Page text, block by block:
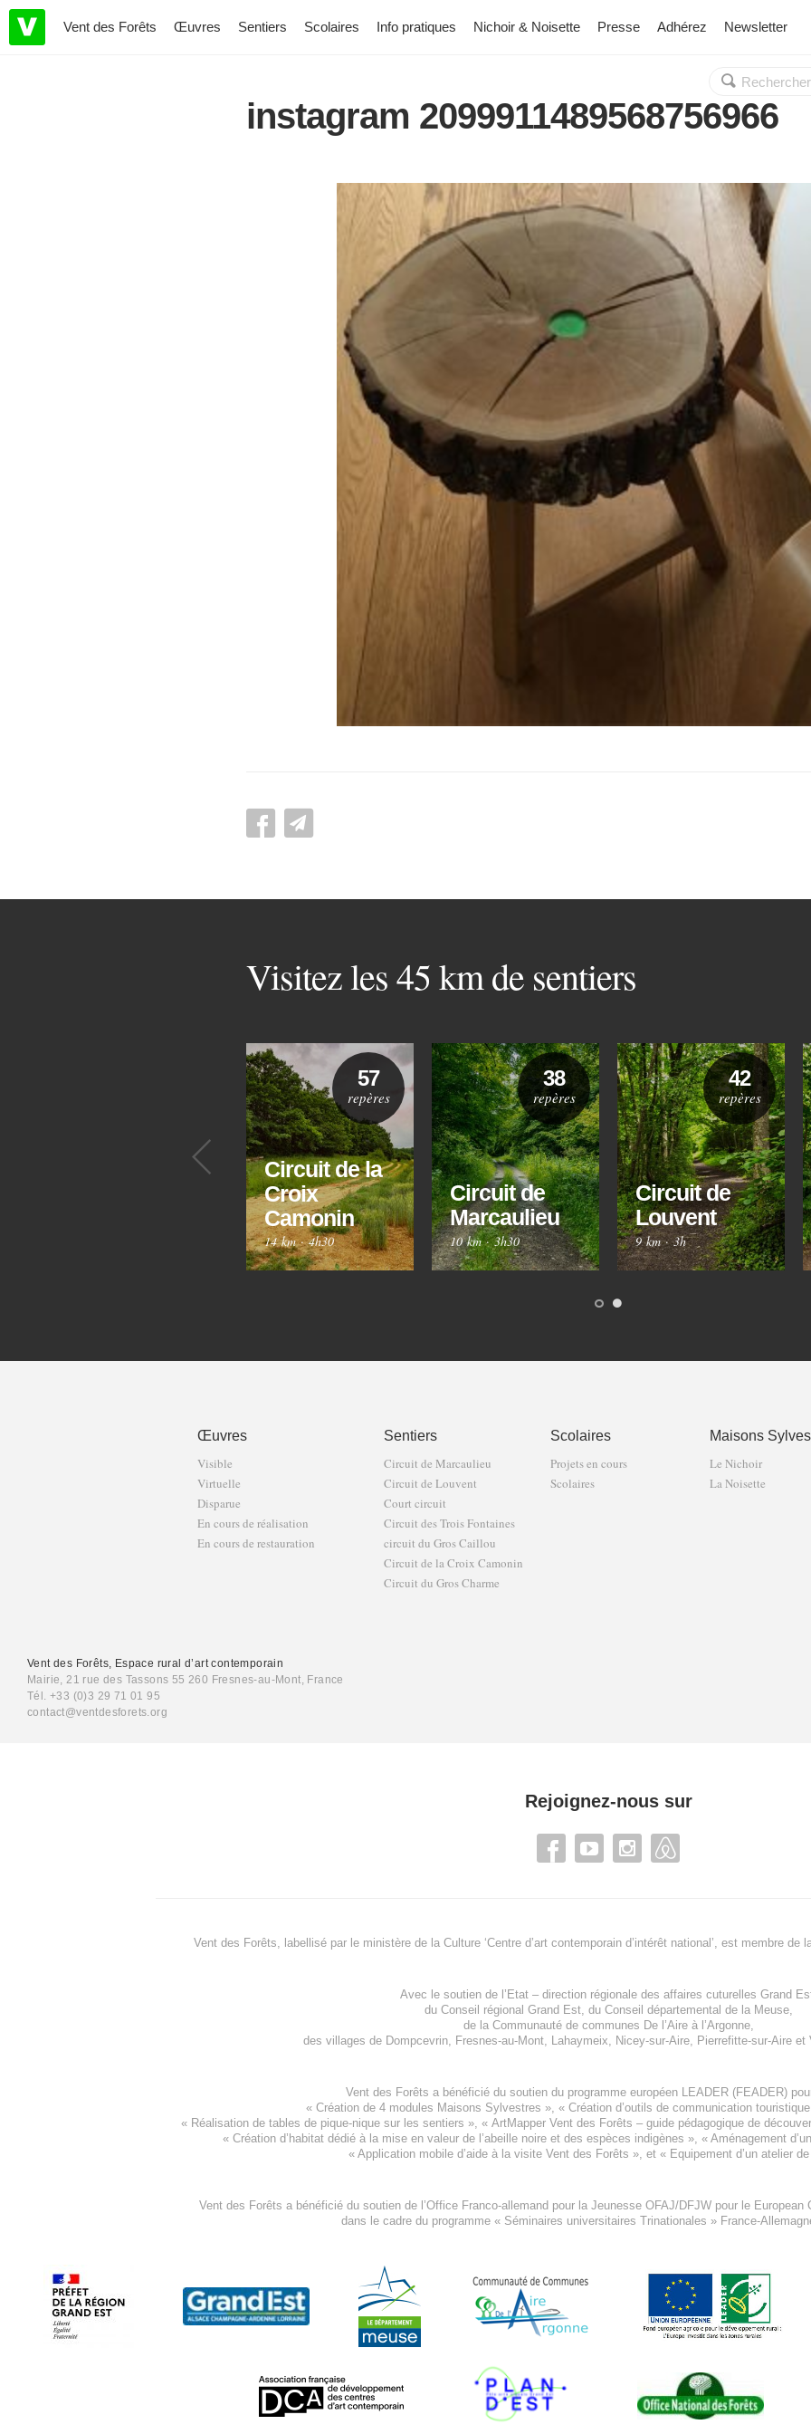
Vent des Forêts Œuvres Sentiers Scolaires Info pratiques Nichoir & Noisette Presse Adhérez Newsletter
Rechercher :
OK
instagram 2099911489568756966
Visitez les 45 km de sentiers
Précédent
Circuit de la
Croix
Camonin
14 km·4h30
57
repères
Circuit de
Marcaulieu
10 km·3h30
38
repères
Circuit de
Louvent
9 km·3h
42
repères
Œuvres
Visible
Virtuelle
Disparue
En cours de réalisation
En cours de restauration
Sentiers
Circuit de Marcaulieu
Circuit de Louvent
Court circuit
Circuit des Trois Fontaines
circuit du Gros Caillou
Circuit de la Croix Camonin
Circuit du Gros Charme
Scolaires
Projets en cours
Scolaires
Maisons
Le Nichoir
La Noisette
Vent des Forêts, Espace rural d’art contemporain
Mairie, 21 rue des Tassons 55 260 Fresnes-au-Mont, France
Tél. +33 (0)3 29 71 01 95
contact@ventdesforets.org
Rejoignez-nous sur
Vent des Forêts, labellisé par le ministère de la Culture ‘Centre d’art contemporain d’intérêt national’, est membre de
Avec le soutien de l’ Etat – direction régionale des affaires cuturelles Grand
du Conseil régional Grand Est, du Conseil départemental de la Meuse,
de la Communauté de communes De l’Aire à l’Argonne,
des villages de Dompcevrin, Fresnes-au-Mont, Lahaymeix, Nicey-sur-Aire, Pierrefitte-sur-Aireet
Vent des Forêts a bénéficié du soutien du programme européen LEADER (FEADER)
« Création de 4 modules Maisons Sylvestres », « Création d’outils de communication
« Réalisation de tables de pique-nique sur les sentiers », « ArtMapper Vent des Forêts – guide pédagogique de
« Création d’habitat dédié à la mise en valeur de l’abeille noire et des espèces indigènes », « Aménagement
« Application mobile d’aide à la visite Vent des Forêts », et « Equipement d’un atelier
Vent des Forêts a bénéficié du soutien de l’Office Franco-allemand pour la Jeunesse OFAJ/DFJW pour le European
dans le cadre du programme « Séminaires universitaires Trinationales » France-